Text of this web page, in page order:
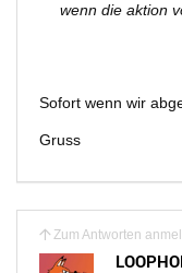
wenn die aktion
Sofort wenn wir
Gruss
Zum Antworten